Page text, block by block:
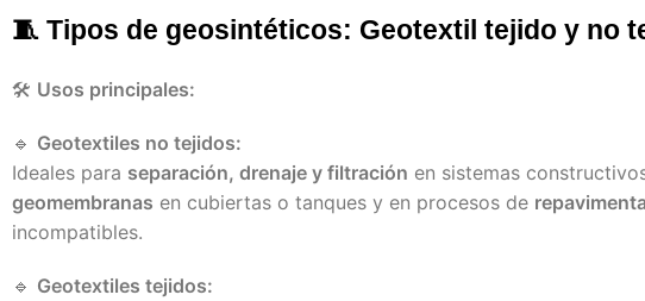
🧵 Tipos de geosintéticos: Geotextil tejido y no
🛠️ Usos principales:
🔹 Geotextiles no tejidos:
Ideales para separación, drenaje y filtración en sistemas
geomembranas en cubiertas o tanques y en procesos de
incompatibles.
🔹 Geotextiles tejidos: